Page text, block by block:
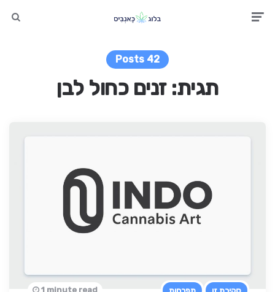
42 Posts
תגית:זנים כחול לבן
1 minute read